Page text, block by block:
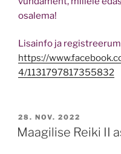
osalema!
Lisainfo ja
https://
4/1131797817355832
POSTED
ON
28. NOV. 2022
Maagilise Reiki II